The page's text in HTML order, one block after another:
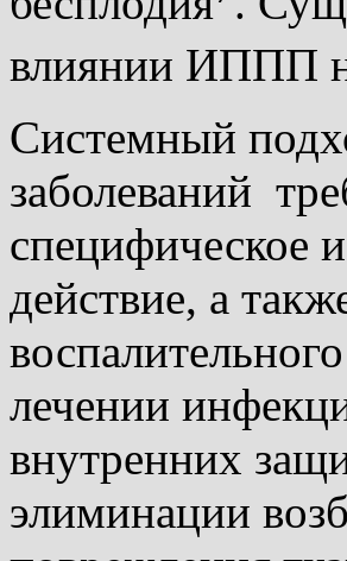
влиянии ИППП
Системный
заболеваний
специфическое
действие, а
лечении
внутренних
элиминации